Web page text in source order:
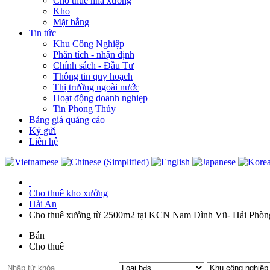
Kho
Mặt bằng
Tin tức
Khu Công Nghiệp
Phân tích - nhận định
Chính sách - Đầu Tư
Thông tin quy hoạch
Thị trường ngoài nước
Hoạt động doanh nghiẹp
Tin Phong Thủy
Bảng giá quảng cáo
Ký gửi
Liên hệ
Cho thuê kho xưởng
Hải An
Cho thuê xưởng từ 2500m2 tại KCN Nam Đình Vũ- Hải
Bán
Cho thuê